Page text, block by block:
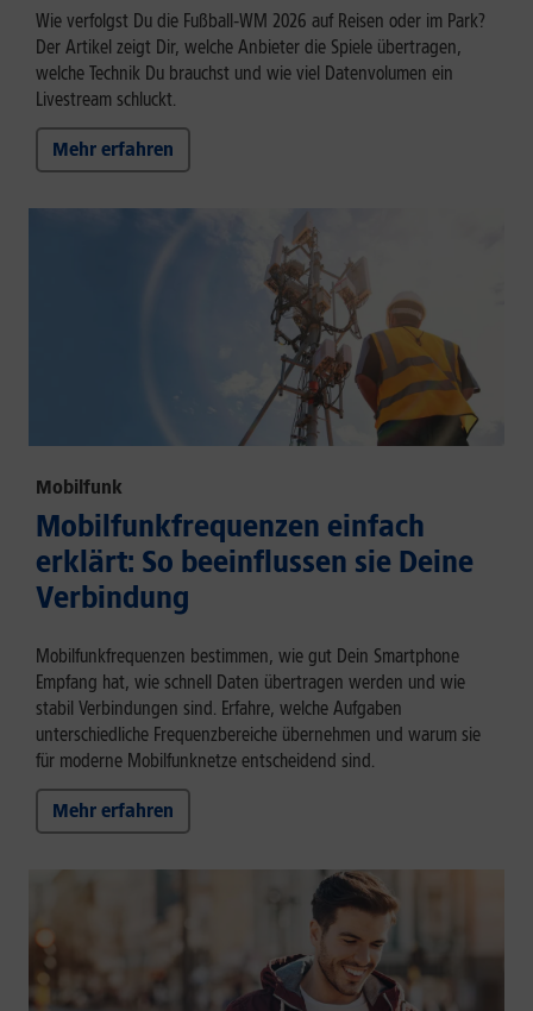
Wie verfolgst Du die Fußball‑WM 2026 auf Reisen oder im Park?
Der Artikel zeigt Dir, welche Anbieter die Spiele übertragen,
welche Technik Du brauchst und wie viel Datenvolumen ein
Livestream schluckt.
Mehr erfahren
Mobilfunk
Mobilfunkfrequenzen einfach
erklärt: So beeinflussen sie Deine
Verbindung
Mobilfunkfrequenzen bestimmen, wie gut Dein Smartphone
Empfang hat, wie schnell Daten übertragen werden und wie
stabil Verbindungen sind. Erfahre, welche Aufgaben
unterschiedliche Frequenzbereiche übernehmen und warum sie
für moderne Mobilfunknetze entscheidend sind.
Mehr erfahren